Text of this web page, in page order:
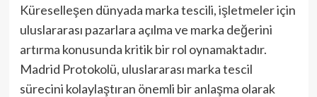
Küreselleşen dünyada marka tescili, işletmeler için
uluslararası pazarlara açılma ve marka değerini
artırma konusunda kritik bir rol oynamaktadır.
Madrid Protokolü, uluslararası marka tescil
sürecini kolaylaştıran önemli bir anlaşma olarak